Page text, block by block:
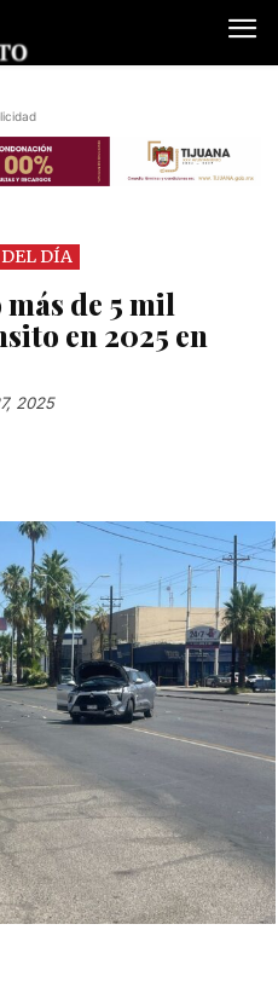
DÍA
de 5 mil
en 2025 en
2025